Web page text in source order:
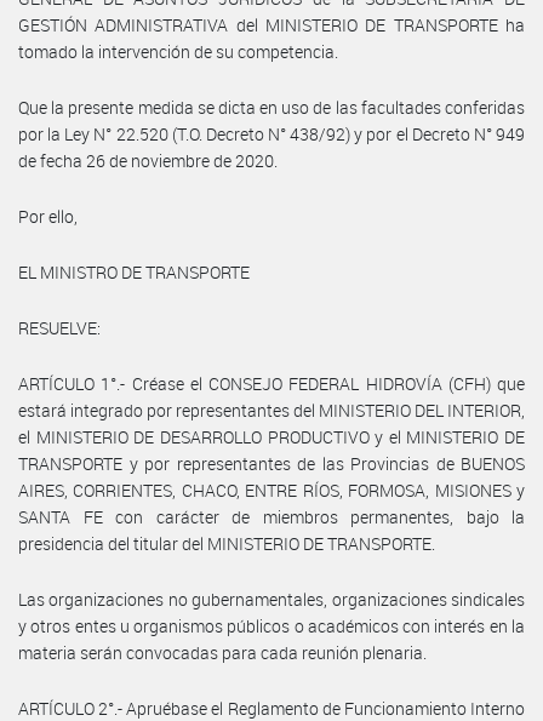
GESTIÓN ADMINISTRATIVA del MINISTERIO DE TRANSPORTE ha
tomado la intervención de su competencia.
Que la presente medida se dicta en uso de las facultades conferidas
por la Ley N° 22.520 (T.O. Decreto N° 438/92) y por el Decreto N° 949
de fecha 26 de noviembre de 2020.
Por ello,
EL MINISTRO DE TRANSPORTE
RESUELVE:
ARTÍCULO 1°.- Créase el CONSEJO FEDERAL HIDROVÍA (CFH) que
estará integrado por representantes del MINISTERIO DEL INTERIOR,
el MINISTERIO DE DESARROLLO PRODUCTIVO y el MINISTERIO DE
TRANSPORTE y por representantes de las Provincias de BUENOS
AIRES, CORRIENTES, CHACO, ENTRE RÍOS, FORMOSA, MISIONES y
SANTA FE con carácter de miembros permanentes, bajo la
presidencia del titular del MINISTERIO DE TRANSPORTE.
Las organizaciones no gubernamentales, organizaciones sindicales
y otros entes u organismos públicos o académicos con interés en la
materia serán convocadas para cada reunión plenaria.
ARTÍCULO 2°.- Apruébase el Reglamento de Funcionamiento Interno